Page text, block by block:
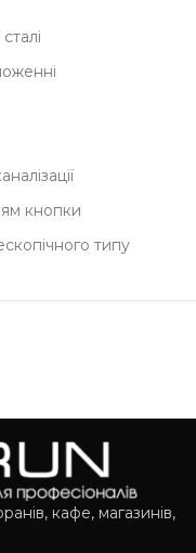
кнопки
типу
кафе, магазинів,